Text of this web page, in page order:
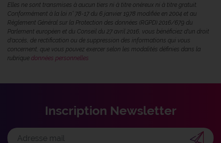
Elles ne sont transmises à aucun tiers ni à titre onéreux ni à titre gratuit.
Conformément à la loi n° 78-17 du 6 janvier 1978 modifiée en 2004 et au
Règlement Général sur la Protection des données (RGPD) 2016/679 du
Parlement européen et du Conseil du 27 avril 2016, vous bénéficiez d'un droit
d'accès, de rectification ou de suppression des informations qui vous
concernent, que vous pouvez exercer selon les modalités définies dans la
rubrique données personnelles
Inscription Newsletter